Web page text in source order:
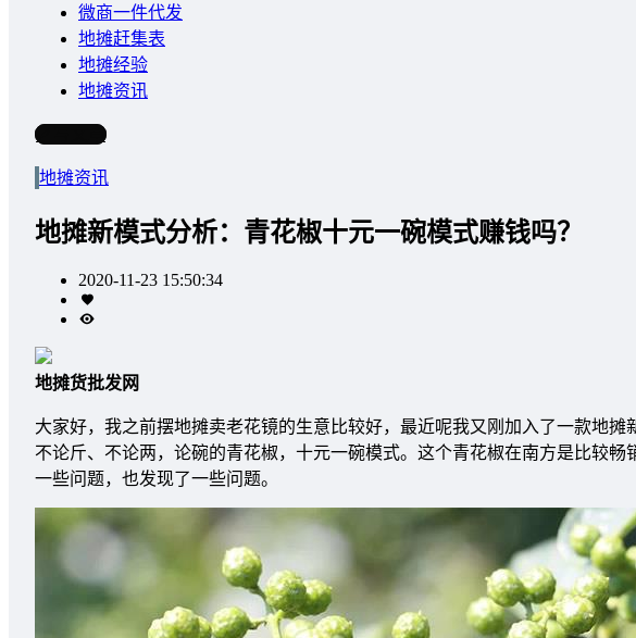
微商一件代发
地摊赶集表
地摊经验
地摊资讯
写文章
地摊资讯
地摊新模式分析：青花椒十元一碗模式赚钱吗？
2020-11-23 15:50:34
地摊货批发网
大家好，我之前摆地摊卖老花镜的生意比较好，最近呢我又刚加入了一款地
不论斤、不论两，论碗的青花椒，十元一碗模式。这个青花椒在南方是比较
一些问题，也发现了一些问题。